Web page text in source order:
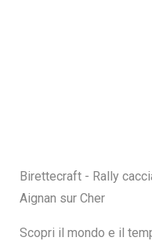
Birettecraft - Rally
Aignan sur Cher
Scopri il mondo e il